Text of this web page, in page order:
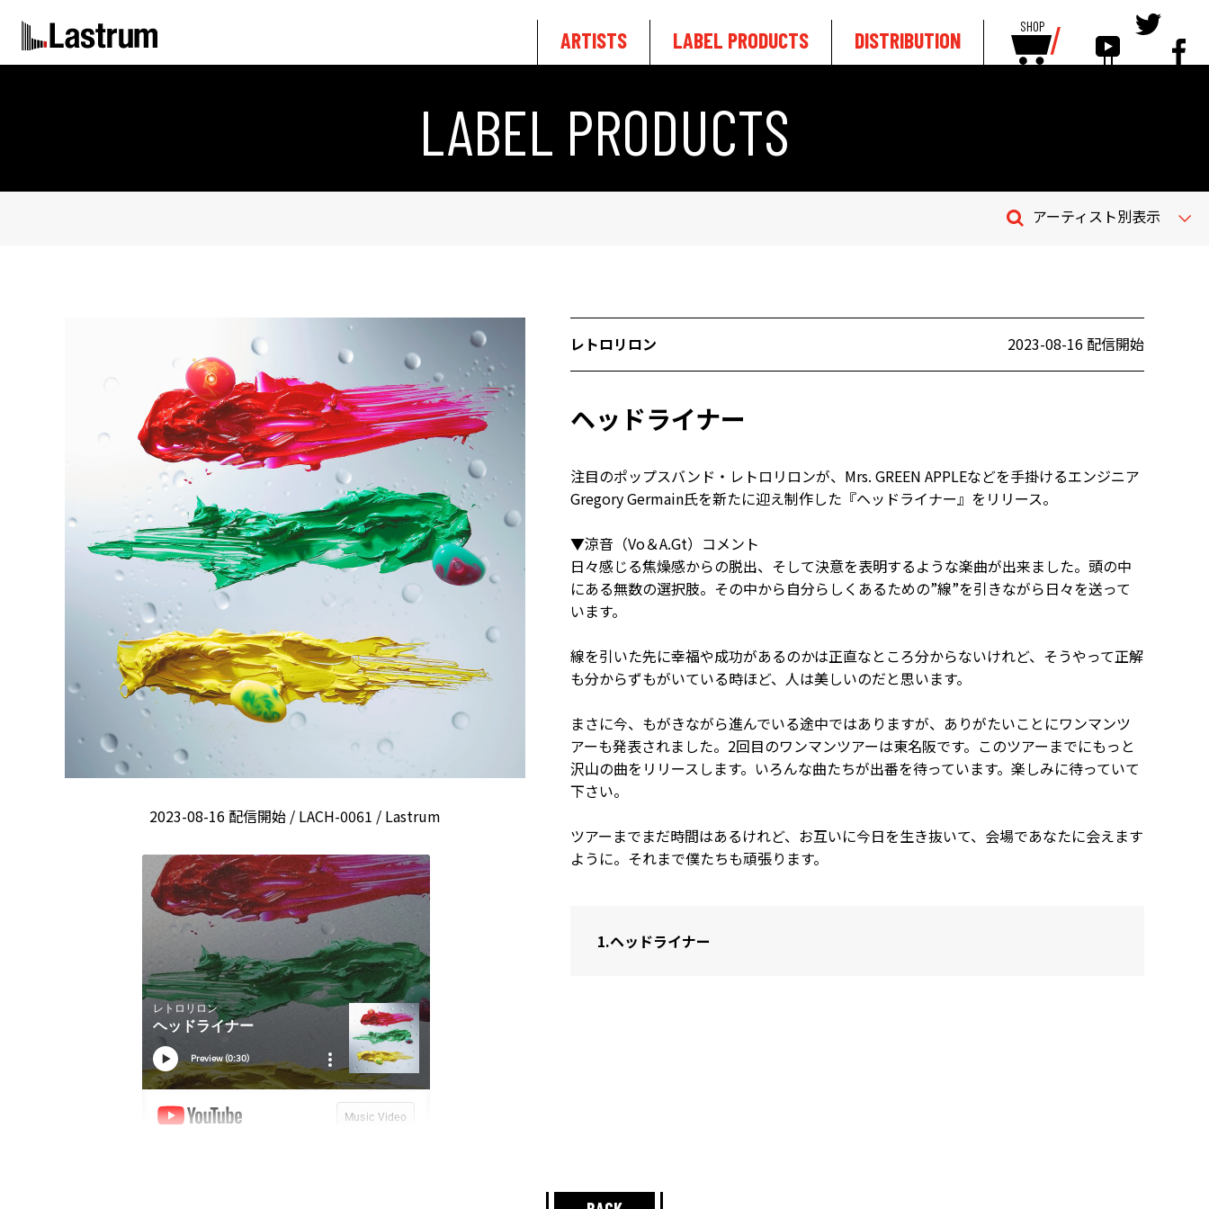
ARTISTS LABEL PRODUCTS DISTRIBUTION
SHOP
LABEL PRODUCTS
アーティスト別表示
2023-08-16 配信開始 / LACH-0061 / Lastrum
レトロリロン 2023-08-16 配信開始
ヘッドライナー
注目のポップスバンド・レトロリロンが、Mrs. GREEN APPLEなどを手掛けるエンジニア
Gregory Germain氏を新たに迎え制作した『ヘッドライナー』をリリース。
▼涼音（Vo＆A.Gt）コメント
日々感じる焦燥感からの脱出、そして決意を表明するような楽曲が出来ました。頭の中
にある無数の選択肢。その中から自分らしくあるための”線”を引きながら日々を送って
います。
線を引いた先に幸福や成功があるのかは正直なところ分からないけれど、そうやって正解
も分からずもがいている時ほど、人は美しいのだと思います。
まさに今、もがきながら進んでいる途中ではありますが、ありがたいことにワンマンツ
アーも発表されました。2回目のワンマンツアーは東名阪です。このツアーまでにもっと
沢山の曲をリリースします。いろんな曲たちが出番を待っています。楽しみに待っていて
下さい。
ツアーまでまだ時間はあるけれど、お互いに今日を生き抜いて、会場であなたに会えます
ように。それまで僕たちも頑張ります。
1.ヘッドライナー